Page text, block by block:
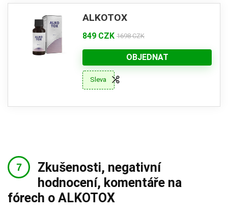
ALKOTOX
849 CZK 1698 CZK
OBJEDNAT
Sleva
Zkušenosti, negativní
hodnocení, komentáře na
fórech o ALKOTOX